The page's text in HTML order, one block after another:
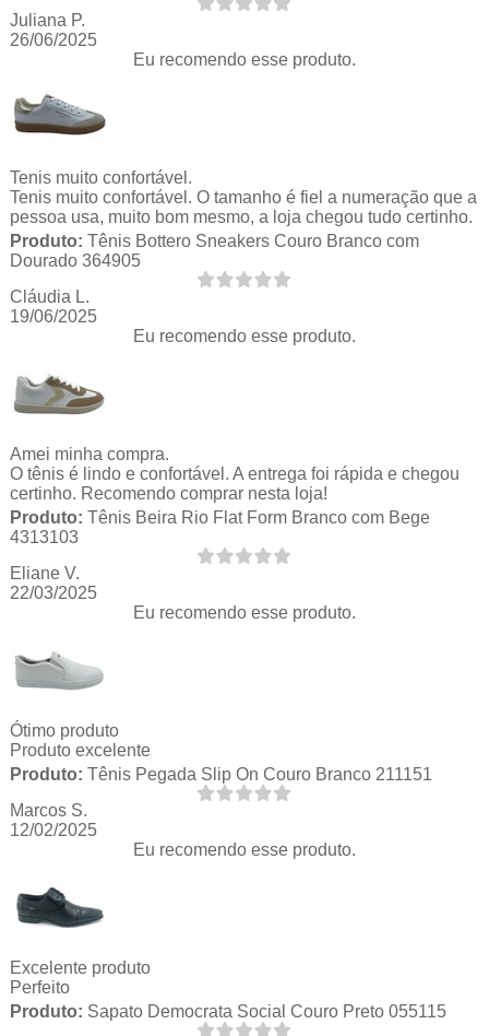
Juliana P.
26/06/2025
Eu recomendo esse produto.
Tenis muito confortável.
Tenis muito confortável. O tamanho é fiel a numeração que a
pessoa usa, muito bom mesmo, a loja chegou tudo certinho.
Produto: Tênis Bottero Sneakers Couro Branco com
Dourado 364905
Cláudia L.
19/06/2025
Eu recomendo esse produto.
Amei minha compra.
O tênis é lindo e confortável. A entrega foi rápida e chegou
certinho. Recomendo comprar nesta loja!
Produto: Tênis Beira Rio Flat Form Branco com Bege
4313103
Eliane V.
22/03/2025
Eu recomendo esse produto.
Ótimo produto
Produto excelente
Produto: Tênis Pegada Slip On Couro Branco 211151
Marcos S.
12/02/2025
Eu recomendo esse produto.
Excelente produto
Perfeito
Produto: Sapato Democrata Social Couro Preto 055115